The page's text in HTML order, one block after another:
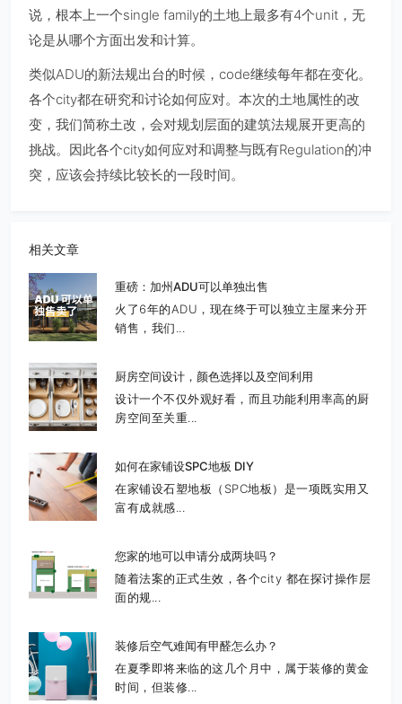
说，根本上一个single family的土地上最多有4个unit，无
论是从哪个方面出发和计算。
类似ADU的新法规出台的时候，code继续每年都在变化。
各个city都在研究和讨论如何应对。本次的土地属性的改
变，我们简称土改，会对规划层面的建筑法规展开更高的
挑战。因此各个city如何应对和调整与既有Regulation的冲
突，应该会持续比较长的一段时间。
相关文章
重磅：加州ADU可以单独出售
火了6年的ADU，现在终于可以独立主屋来分开
销售，我们...
厨房空间设计，颜色选择以及空间利用
设计一个不仅外观好看，而且功能利用率高的厨
房空间至关重...
如何在家铺设SPC地板 DIY
在家铺设石塑地板（SPC地板）是一项既实用又
富有成就感...
您家的地可以申请分成两块吗？
随着法案的正式生效，各个city 都在探讨操作层
面的规...
装修后空气难闻有甲醛怎么办？
在夏季即将来临的这几个月中，属于装修的黄金
时间，但装修...